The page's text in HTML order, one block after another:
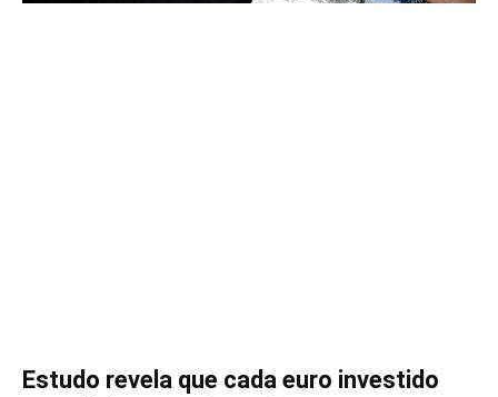
Estudo revela que cada euro investido